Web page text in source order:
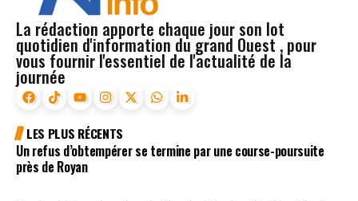
La rédaction apporte chaque jour son lot
quotidien d'information du grand Ouest , pour
vous fournir l'essentiel de l'actualité de la
journée
LES PLUS RÉCENTS
Un refus d’obtempérer se termine par une course-poursuite
près de Royan